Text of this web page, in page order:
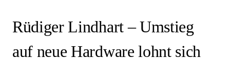
Rüdiger Lindhart – Umstieg
auf neue Hardware lohnt sich